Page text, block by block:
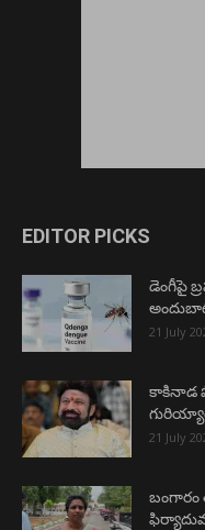
EDITOR PICKS
డెంగీపై
21 July
కాకినాడ
21 July
బంగారం